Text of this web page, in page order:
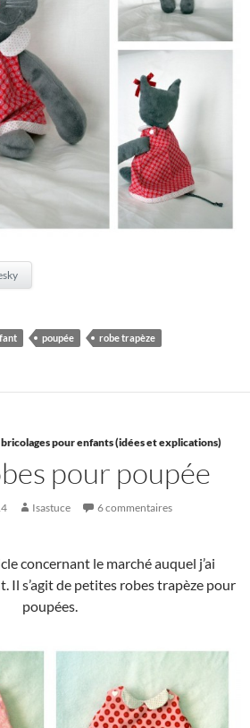
poupée robe trapèze
pour enfants (idées et explications)
pour poupée
Isastuce 6 commentaires
concernant le marché auquel j’ai
Il s’agit de petites robes trapèze pour
poupées.